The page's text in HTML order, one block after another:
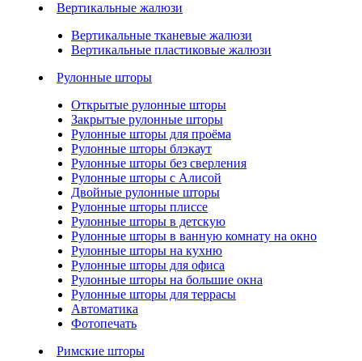
Вертикальные жалюзи
Вертикальные тканевые жалюзи
Вертикальные пластиковые жалюзи
Рулонные шторы
Открытые рулонные шторы
Закрытые рулонные шторы
Рулонные шторы для проёма
Рулонные шторы блэкаут
Рулонные шторы без сверления
Рулонные шторы с Алисой
Двойные рулонные шторы
Рулонные шторы плиссе
Рулонные шторы в детскую
Рулонные шторы в ванную комнату на окно
Рулонные шторы на кухню
Рулонные шторы для офиса
Рулонные шторы на большие окна
Рулонные шторы для террасы
Автоматика
Фотопечать
Римские шторы